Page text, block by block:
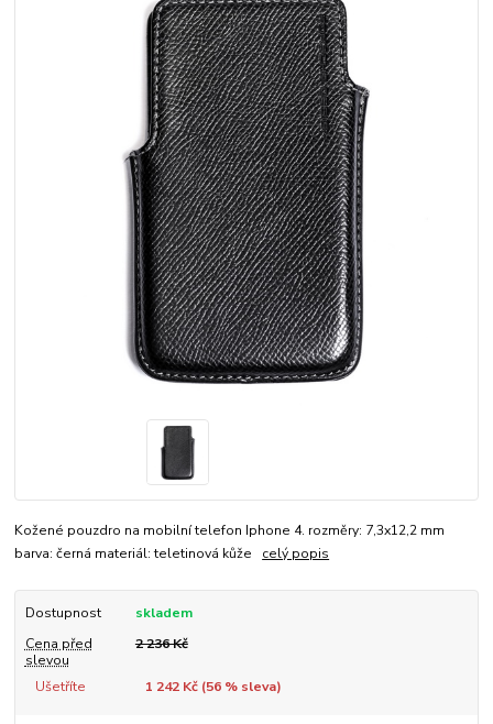
Kožené pouzdro na mobilní telefon Iphone 4. rozměry: 7,3x12,2 mm
barva: černá materiál: teletinová kůže celý popis
Dostupnost
skladem
Cena před
slevou
2 236 Kč
Ušetříte 1 242 Kč (56% sleva)